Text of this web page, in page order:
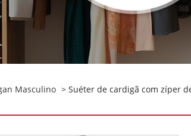
Masculino > Suéter de cardigã com zíper